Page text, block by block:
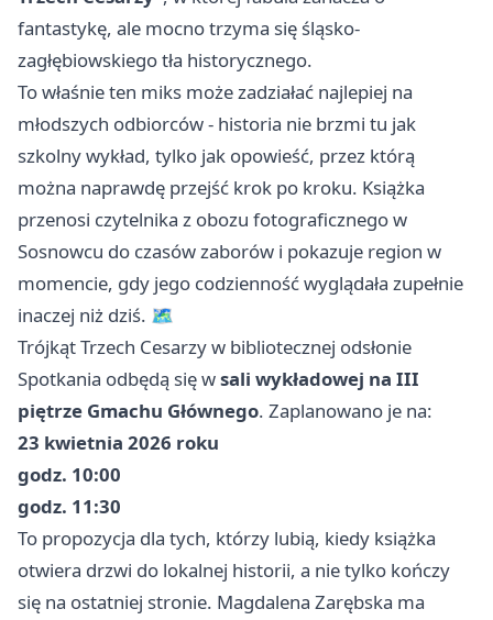
fantastykę, ale mocno trzyma się śląsko-
zagłębiowskiego tła historycznego.
To właśnie ten miks może zadziałać najlepiej na
młodszych odbiorców - historia nie brzmi tu jak
szkolny wykład, tylko jak opowieść, przez którą
można naprawdę przejść krok po kroku. Książka
przenosi czytelnika z obozu fotograficznego w
Sosnowcu do czasów zaborów i pokazuje region w
momencie, gdy jego codzienność wyglądała zupełnie
inaczej niż dziś. 🗺️
Trójkąt Trzech Cesarzy w bibliotecznej odsłonie
Spotkania odbędą się wsali wykładowej na III
piętrze Gmachu Głównego. Zaplanowano je na:
23 kwietnia 2026 roku
godz. 10:00
godz. 11:30
To propozycja dla tych, którzy lubią, kiedy książka
otwiera drzwi do lokalnej historii, a nie tylko kończy
się na ostatniej stronie. Magdalena Zarębska ma